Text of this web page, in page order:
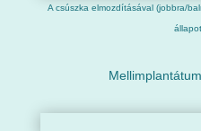
A csúszka elmozdításával (jobbra/